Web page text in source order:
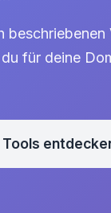
beschriebenen
für deine
Tools